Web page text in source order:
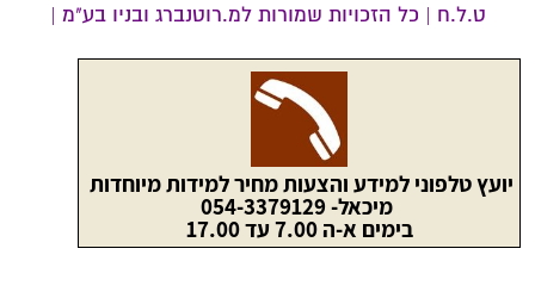
ט.ל.ח | כל הזכויות שמורות למ.רוטנברג ובניו בע"מ |
יועץ טלפוני למידע והצעות מחיר למידות מיוחדות
מיכאל- 054-3379129
בימים א-ה 7.00 עד 17.00